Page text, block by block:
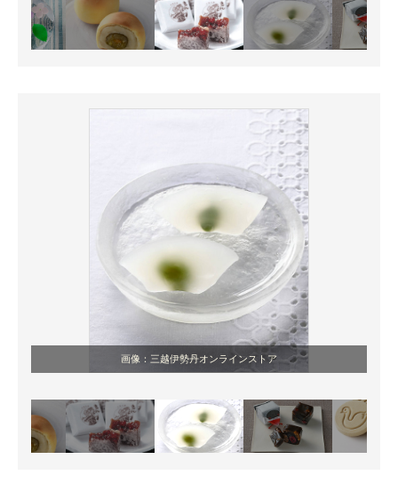
画像：三越伊勢丹オンラインストア